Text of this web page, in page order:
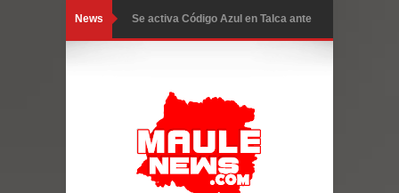
News Se activa Código Azul en Talca ante
GORE Maule figura tercero a nivel
nacional en gasto por viajes y
traslados con $133 millones